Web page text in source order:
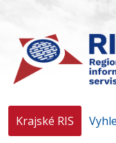
Krajské RIS